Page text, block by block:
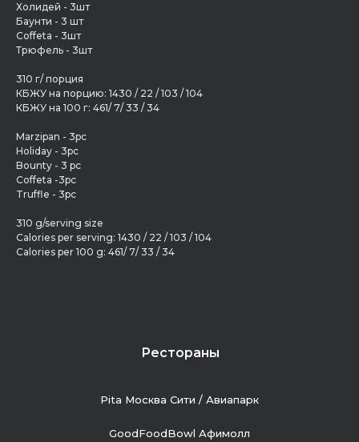
Холидей - 3шт
Баунти - 3 шт
Coffeta - 3шт
Трюфель - 3шт
310 г/ порция
КБЖУ на порцию: 1430 / 22 / 103 / 104
КБЖУ на 100 г: 461/ 7/ 33 / 34
Marzipan - 3pc
Holiday - 3pc
Bounty - 3 pc
Coffeta -3pc
Truffle - 3pc
310 g/serving size
Calories per serving: 1430 / 22 / 103 / 104
Calories per 100 g: 461/ 7/ 33 / 34
Рестораны
Pita Москва Сити / Авиапарк
GoodFoodBowl Афимолл